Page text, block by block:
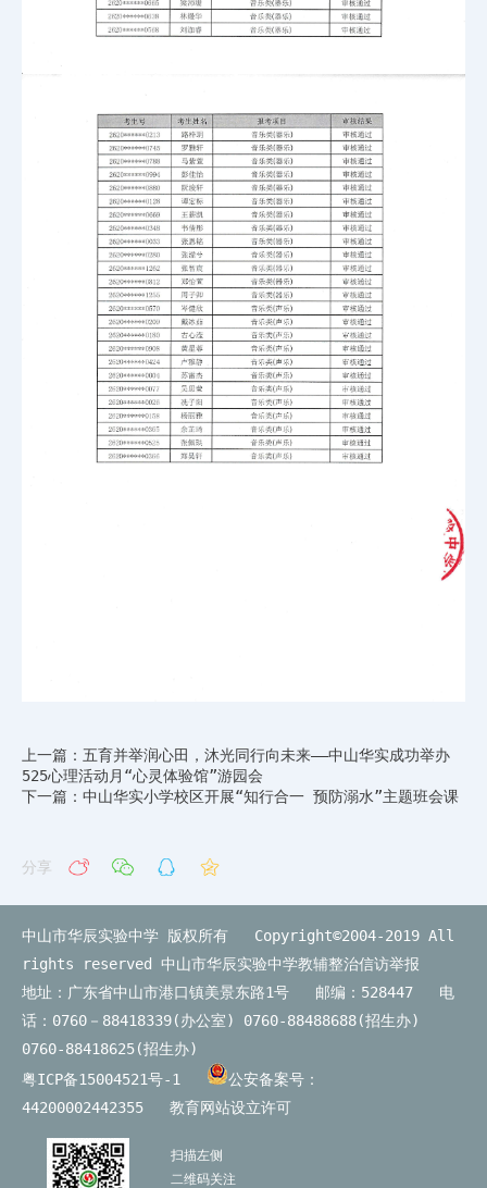
上一篇：五育并举润心田，沐光同行向未来——中山华实成功举办
525心理活动月“心灵体验馆”游园会
下一篇：中山华实小学校区开展“知行合一 预防溺水”主题班会课
分享
中山市华辰实验中学 版权所有 Copyright©2004-2019 All
rights reserved 中山市华辰实验中学教辅整治信访举报
地址：广东省中山市港口镇美景东路1号 邮编：528447 电
话：0760－88418339(办公室) 0760-88488688(招生办)
0760-88418625(招生办)
粤ICP备15004521号-1
公安备案号：
44200002442355
教育网站设立许可
扫描左侧
二维码关注